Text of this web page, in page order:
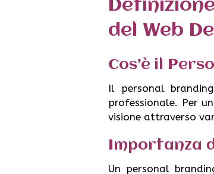
del Web
Cos'è il
Il personal
professionale. Per
visione attraverso
Importanza
Un personal